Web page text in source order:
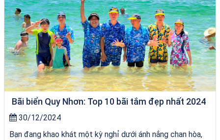
Bãi biển Quy Nhơn: Top 10 bãi tắm đẹp nhất 2024
30/12/2024
Bạn đang khao khát một kỳ nghỉ dưới ánh nắng chan hòa,